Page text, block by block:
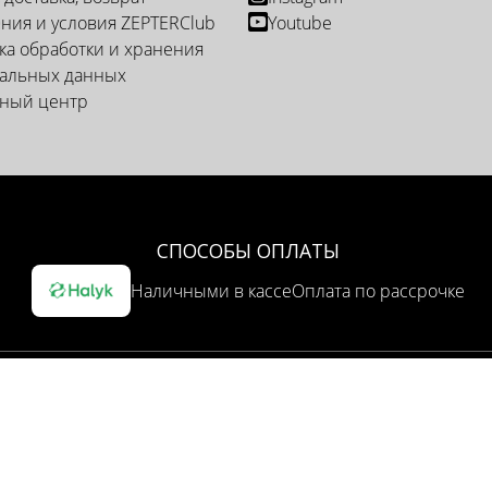
и условия ZEPTERClub
обработки и хранения
данных
центр
Youtube
СПОСОБЫ ОПЛАТЫ
Наличными в кассеОплата по рассрочке
ОПЦИЯ ДОСТАВКИ